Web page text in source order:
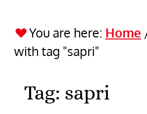
You are here: Home
with tag "sapri"
Tag: sapri